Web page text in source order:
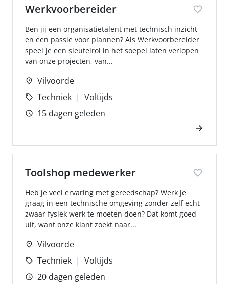
Werkvoorbereider
Ben jij een organisatietalent met technisch inzicht
en een passie voor plannen? Als Werkvoorbereider
speel je een sleutelrol in het soepel laten verlopen
van onze projecten, van...
Vilvoorde
Techniek
Voltijds
15 dagen geleden
Toolshop medewerker
Heb je veel ervaring met gereedschap? Werk je
graag in een technische omgeving zonder zelf echt
zwaar fysiek werk te moeten doen? Dat komt goed
uit, want onze klant zoekt naar...
Vilvoorde
Techniek
Voltijds
20 dagen geleden